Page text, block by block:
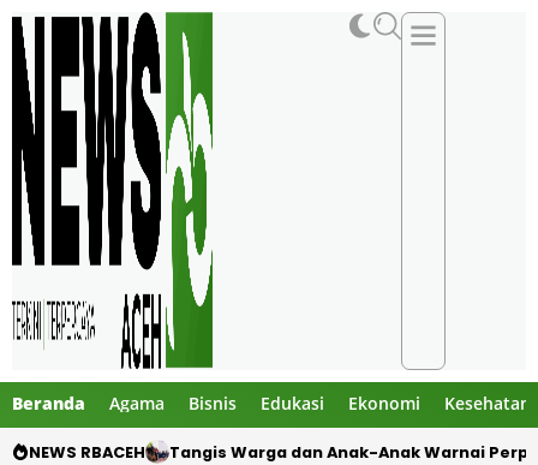
Beranda Agama Bisnis Edukasi Ekonomi Kesehatan
NEWS RBACEH Tangis Warga dan Anak-Anak Warnai